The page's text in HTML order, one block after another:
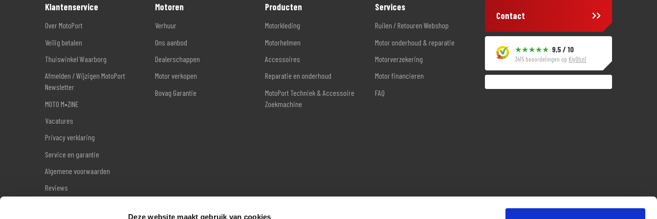
Deze website maakt gebruik van cookies
Klantenservice
Over MotoPort
Veilig betalen
Thuiswinkel Waarborg
Afmelden / Wijzigen MotoPort
Newsletter
MOTO M•ZINE
Vacatures
Privacy verklaring
Service en garantie
Algemene voorwaarden
Reviews
Motoren
Verhuur
Ons aanbod
Dealerschappen
Motor verkopen
Bovag Garantie
Producten
Motorkleding
Motorhelmen
Accessoires
Reparatie en onderhoud
MotoPort Techniek & Accessoire
Zoekmachine
Services
Ruilen / Retouren Webshop
Motor onderhoud & reparatie
Motorverzekering
Motor financieren
FAQ
Contact
9,5 / 10
3415 beoordelingen op KiyOh.nl